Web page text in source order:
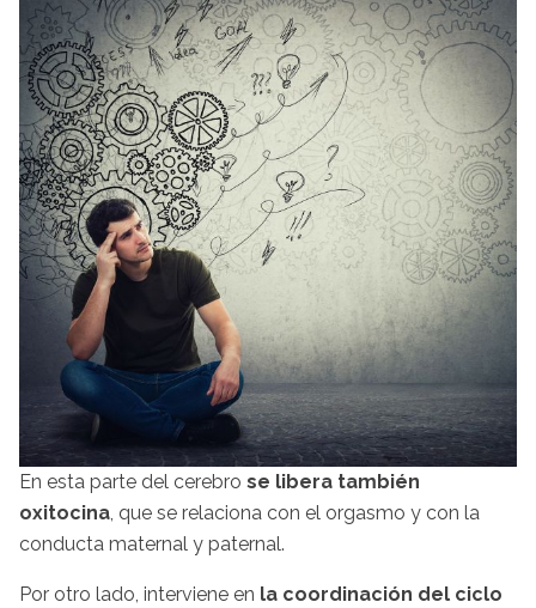
En esta parte del cerebro se libera también
oxitocina, que se relaciona con el orgasmo y con la
conducta maternal y paternal.
Por otro lado, interviene en la coordinación del ciclo